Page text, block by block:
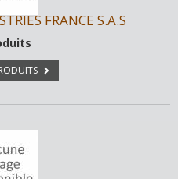
FRANCE S.A.S